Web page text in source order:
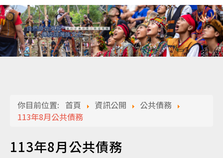
HOME
公所團隊
代表會
認識達仁
你目前位置: 首頁 資訊公開
公共債務
113年8月公共債務
113年8月公共債務